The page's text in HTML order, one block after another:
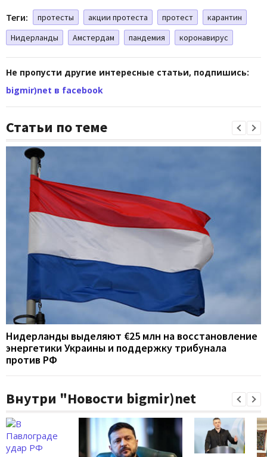
Теги: протесты акции протеста протест
карантин
Нидерланды
Амстердам пандемия коронавирус
Не пропусти другие интересные статьи, подпишись:
bigmir)net в facebook
Статьи по теме
Нидерланды выделяют €25 млн на восстановление
энергетики Украины и поддержку трибунала
против РФ
Внутри "Новости bigmir)net